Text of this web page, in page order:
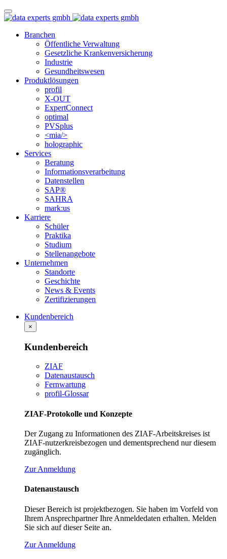
Branchen
Öffentliche Verwaltung
Gesetzliche Krankenversicherung
Industrie
Gesundheitswesen
Produktlösungen
profil
X-OUT
ExpertConnect
optimal
PVSplus
<mia/>
holographic
Services
Beratung
Informations­verarbeitung
Datenstellen
SAP®
SAHRA
mark:us
Karriere
Schüler
Praktika
Studium
Stellenangebote
Unternehmen
Standorte
Geschichte
News & Events
Zertifizierungen
Kundenbereich
×
Kundenbereich
ZIAF
Datenaustausch
Fernwartung
profil-Glossar
ZIAF-Protokolle und Konzepte
Der Zugang zu Informationen des ZIAF-Arbeitskreises ist
ZIAF-nutzerkreisbezogen und dementsprechend nur diesem
zugänglich.
Zur Anmeldung
Datenaustausch
Dieser Bereich ist projektbezogen. Sie haben im Vorfeld von
Ihrem Ansprechpartner Ihre Anmeldedaten erhalten. Melden
Sie sich auf dieser Seite an.
Zur Anmeldung